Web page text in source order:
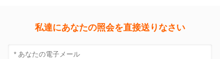
私達にあなたの照会を直接送りなさい